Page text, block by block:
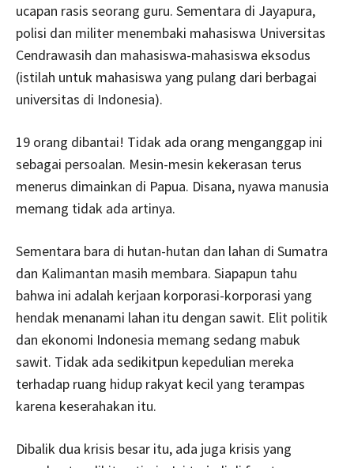
ucapan rasis seorang guru. Sementara di Jayapura,
polisi dan militer menembaki mahasiswa Universitas
Cendrawasih dan mahasiswa-mahasiswa eksodus
(istilah untuk mahasiswa yang pulang dari berbagai
universitas di Indonesia).
19 orang dibantai! Tidak ada orang menganggap ini
sebagai persoalan. Mesin-mesin kekerasan terus
menerus dimainkan di Papua. Disana, nyawa manusia
memang tidak ada artinya.
Sementara bara di hutan-hutan dan lahan di Sumatra
dan Kalimantan masih membara. Siapapun tahu
bahwa ini adalah kerjaan korporasi-korporasi yang
hendak menanami lahan itu dengan sawit. Elit politik
dan ekonomi Indonesia memang sedang mabuk
sawit. Tidak ada sedikitpun kepedulian mereka
terhadap ruang hidup rakyat kecil yang terampas
karena keserahakan itu.
Dibalik dua krisis besar itu, ada juga krisis yang